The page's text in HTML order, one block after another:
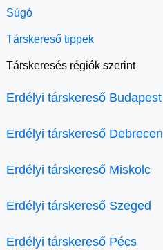
Súgó
Társkereső tippek
Társkeresés régiók szerint
Erdélyi társkereső Budapest
Erdélyi társkereső Debrecen
Erdélyi társkereső Miskolc
Erdélyi társkereső Szeged
Erdélyi társkereső Pécs